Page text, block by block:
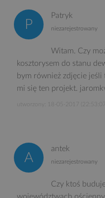
Patryk
niezarejestrowany
Witam. Czy
kosztorysem do stanu
bym również zdjęcie
mi się ten projekt.
utworzony: 18-05-2017 (22:53:07)
antek
niezarejestrowany
Czy ktoś